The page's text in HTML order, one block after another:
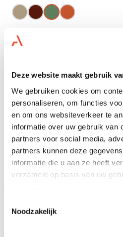
Deze website maakt gebruik
We gebruiken cookies om
personaliseren, om functies
en om ons websiteverkeer te
informatie over uw gebruik van
partners voor social media,
partners kunnen deze
informatie die u aan ze heeft
verzameld op basis van uw
Noodzakelijk
Abmessungen (B x T x H )
Brauchen Sie Hilfe?
14.000 m2 Lagerfläche